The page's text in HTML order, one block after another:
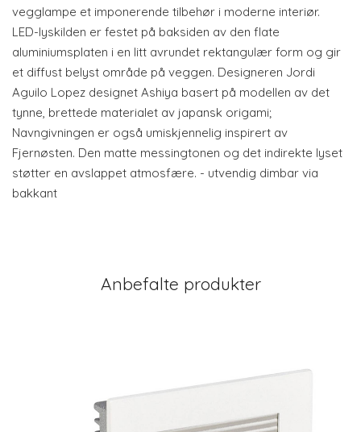
vegglampe et imponerende tilbehør i moderne interiør.
LED-lyskilden er festet på baksiden av den flate
aluminiumsplaten i en litt avrundet rektangulær form og gir
et diffust belyst område på veggen. Designeren Jordi
Aguilo Lopez designet Ashiya basert på modellen av det
tynne, brettede materialet av japansk origami;
Navngivningen er også umiskjennelig inspirert av
Fjernøsten. Den matte messingtonen og det indirekte lyset
støtter en avslappet atmosfære. - utvendig dimbar via
bakkant
Anbefalte produkter